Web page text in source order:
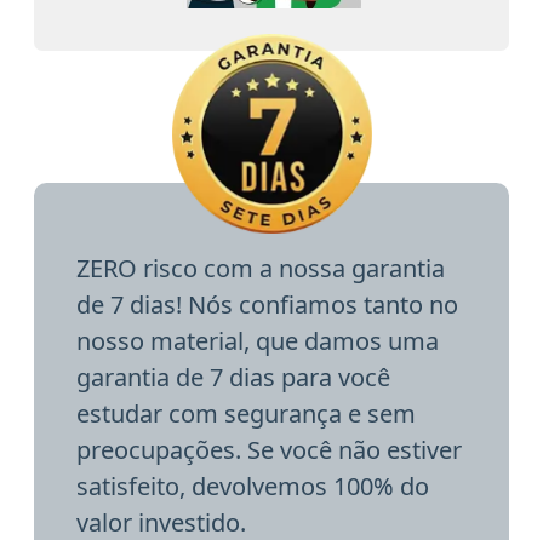
ZERO risco com a nossa garantia
de 7 dias! Nós confiamos tanto no
nosso material, que damos uma
garantia de 7 dias para você
estudar com segurança e sem
preocupações. Se você não estiver
satisfeito, devolvemos 100% do
valor investido.